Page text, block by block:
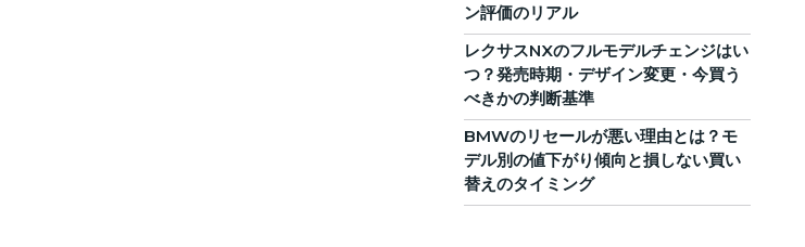
ン評価のリアル
レクサスNXのフルモデルチェンジはい
つ？発売時期・デザイン変更・今買う
べきかの判断基準
BMWのリセールが悪い理由とは？モ
デル別の値下がり傾向と損しない買い
替えのタイミング